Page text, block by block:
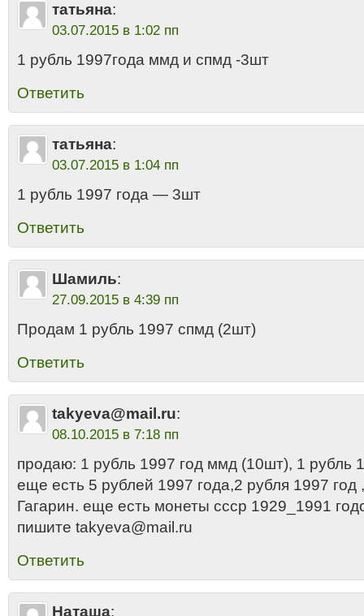
татьяна:
03.07.2015 в 1:02 пп
1 рубль 1997года ммд и спмд -3шт
Ответить
татьяна:
03.07.2015 в 1:04 пп
1 рубль 1997 года — 3шт
Ответить
Шамиль:
27.09.2015 в 4:39 пп
Продам 1 рубль 1997 спмд (2шт)
Ответить
takyeva@mail.ru:
08.10.2015 в 7:18 пп
продаю: 1 рубль 1997 год ммд (10шт), 1 рубль
еще есть 5 рублей 1997 года,2 рубля 1997 год
Гагарин. еще есть монеты ссср 1929_1991
пишите takyeva@mail.ru
Ответить
Наташа: